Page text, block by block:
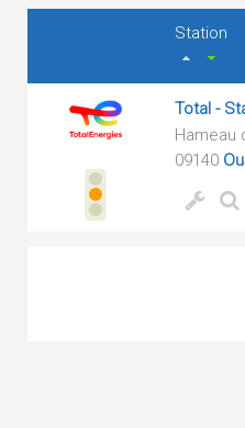
Station
Total -
Hameau
09140